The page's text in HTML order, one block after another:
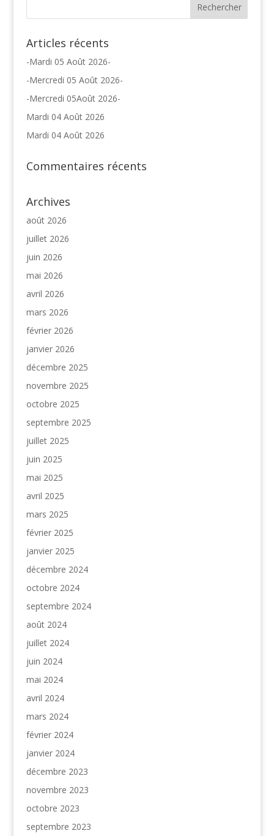
Articles récents
-Mardi 05 Août 2026-
-Mercredi 05 Août 2026-
-Mercredi 05Août 2026-
Mardi 04 Août 2026
Mardi 04 Août 2026
Commentaires récents
Archives
août 2026
juillet 2026
juin 2026
mai 2026
avril 2026
mars 2026
février 2026
janvier 2026
décembre 2025
novembre 2025
octobre 2025
septembre 2025
juillet 2025
juin 2025
mai 2025
avril 2025
mars 2025
février 2025
janvier 2025
décembre 2024
octobre 2024
septembre 2024
août 2024
juillet 2024
juin 2024
mai 2024
avril 2024
mars 2024
février 2024
janvier 2024
décembre 2023
novembre 2023
octobre 2023
septembre 2023